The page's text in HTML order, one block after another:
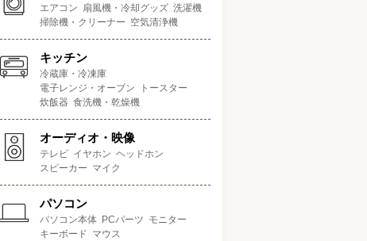
エアコン 扇風機・冷却グッズ 洗濯機
掃除機・クリーナー 空気清浄機
キッチン
冷蔵庫・冷凍庫
電子レンジ・オーブン
トースター
炊飯器 食洗機・乾燥機
オーディオ・映像
テレビ イヤホン ヘッドホン
スピーカー マイク
パソコン
パソコン本体 PCパーツ モニター
キーボード マウス